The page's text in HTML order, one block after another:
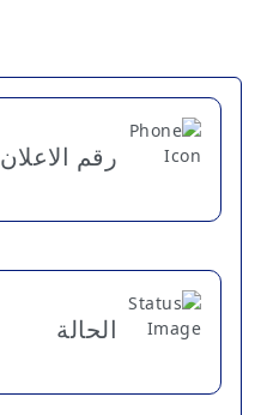
رقم الاعلان
الحالة